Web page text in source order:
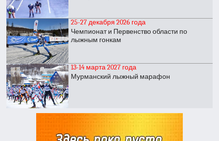
25-27 декабря 2026 года
Чемпионат и Первенство области по
лыжным гонкам
13-14 марта 2027 года
Мурманский лыжный марафон